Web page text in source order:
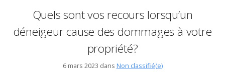
Quels sont vos recours lorsqu’un
déneigeur cause des dommages à votre
propriété?
6 mars 2023 dans Non classifié(e)